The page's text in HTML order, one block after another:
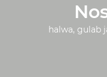
halwa, gulab